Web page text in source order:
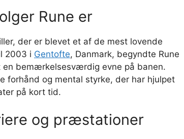
Rune er
der er blevet et af de mest lovende
2003 i Gentofte, Danmark, begyndte Rune
en bemærkelsesværdig evne på banen.
forhånd og mental styrke, der har hjulpet
på kort tid.
og præstationer